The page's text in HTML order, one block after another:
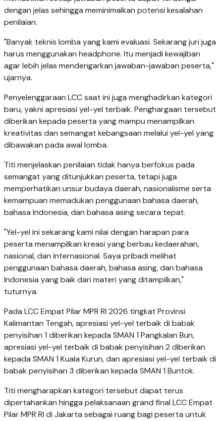
dengan jelas sehingga meminimalkan potensi kesalahan
penilaian.
"Banyak teknis lomba yang kami evaluasi. Sekarang juri juga
harus menggunakan headphone. Itu menjadi kewajiban
agar lebih jelas mendengarkan jawaban-jawaban peserta,"
ujarnya.
Penyelenggaraan LCC saat ini juga menghadirkan kategori
baru, yakni apresiasi yel-yel terbaik. Penghargaan tersebut
diberikan kepada peserta yang mampu menampilkan
kreativitas dan semangat kebangsaan melalui yel-yel yang
dibawakan pada awal lomba.
Titi menjelaskan penilaian tidak hanya berfokus pada
semangat yang ditunjukkan peserta, tetapi juga
memperhatikan unsur budaya daerah, nasionalisme serta
kemampuan memadukan penggunaan bahasa daerah,
bahasa Indonesia, dan bahasa asing secara tepat.
"Yel-yel ini sekarang kami nilai dengan harapan para
peserta menampilkan kreasi yang berbau kedaerahan,
nasional, dan internasional. Saya pribadi melihat
penggunaan bahasa daerah, bahasa asing, dan bahasa
Indonesia yang baik dari materi yang ditampilkan,"
tuturnya.
Pada LCC Empat Pilar MPR RI 2026 tingkat Provinsi
Kalimantan Tengah, apresiasi yel-yel terbaik di babak
penyisihan 1 diberikan kepada SMAN 1 Pangkalan Bun,
apresiasi yel-yel terbaik di babak penyisihan 2 diberikan
kepada SMAN 1 Kuala Kurun, dan apresiasi yel-yel terbaik di
babak penyisihan 3 diberikan kepada SMAN 1 Buntok.
Titi mengharapkan kategori tersebut dapat terus
dipertahankan hingga pelaksanaan grand final LCC Empat
Pilar MPR RI di Jakarta sebagai ruang bagi peserta untuk